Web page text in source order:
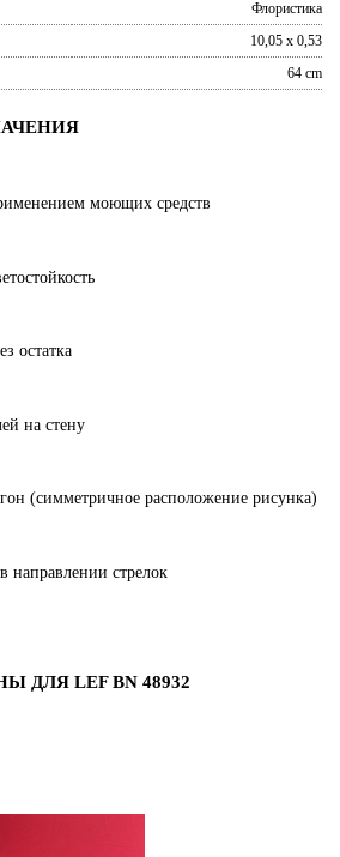
Флористика
10,05 x 0,53
64 cm
моющих средств
остатка
на стену
(симметричное расположение рисунка)
направлении стрелок
LEF BN 48932